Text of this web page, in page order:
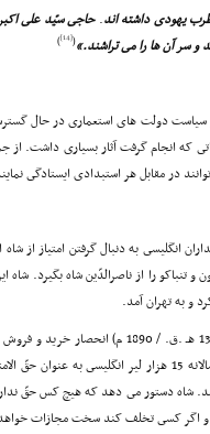
یهودى داشته اند. حاجى سیّد على
و سر آن ها را مى تراشند.»(
[14]
)
و سیاست دولت هاى استعمارى در حال
که انجام گرفت آثار بسیارى داشت. از
در مقابل هر استبدادى ایستادگى
انگلیسى به دنبال گرفتن امتیاز از
و تنباکو را از ناصرالدّین شاه بگیرد.
و به تهران آمد.
کمپانى رژى واگذار کرد تا در مقابل، این کمپانى سالانه
شاه دستور مى دهد که هیچ کس حقّ
و اگر کسى تخلف کند سخت مجازات